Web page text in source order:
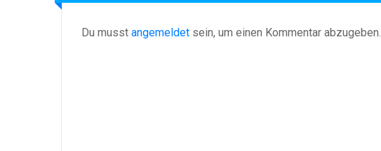
Du musst angemeldet sein, um einen Kommentar abzugeben.